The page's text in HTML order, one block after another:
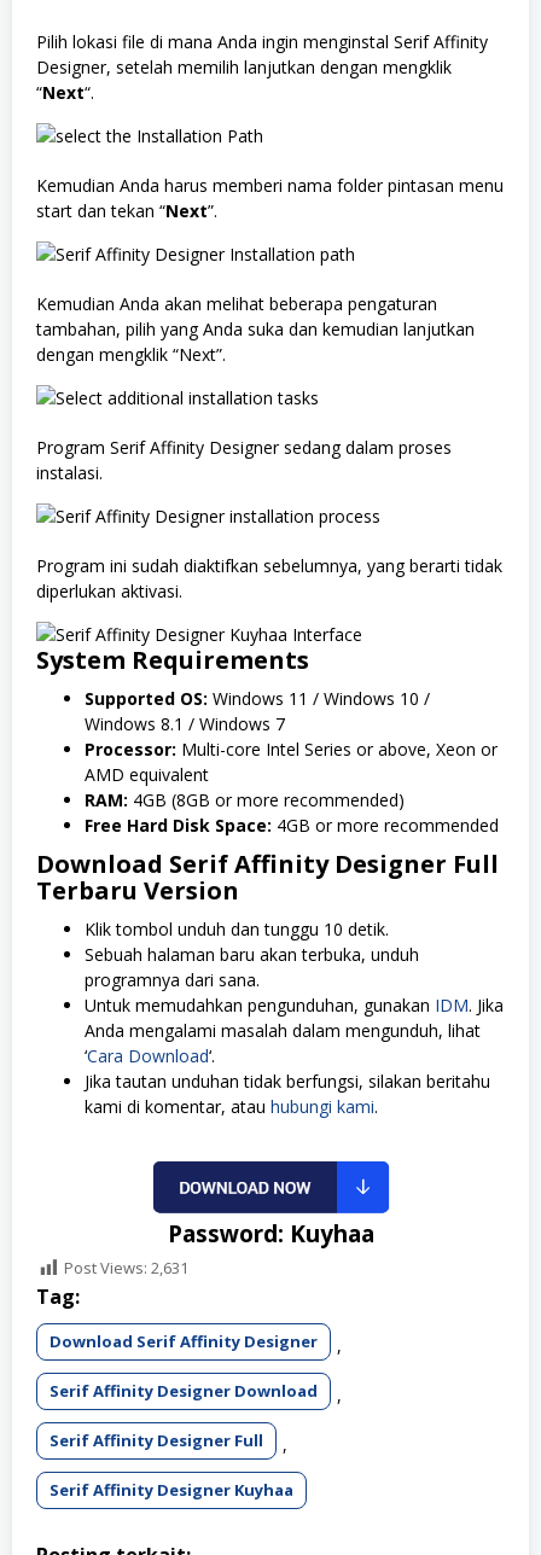
Pilih lokasi file di mana Anda ingin menginstal Serif Affinity
Designer, setelah memilih lanjutkan dengan mengklik
“Next“.
Kemudian Anda harus memberi nama folder pintasan menu
start dan tekan “Next”.
Kemudian Anda akan melihat beberapa pengaturan
tambahan, pilih yang Anda suka dan kemudian lanjutkan
dengan mengklik “Next”.
Program Serif Affinity Designer sedang dalam proses
instalasi.
Program ini sudah diaktifkan sebelumnya, yang berarti tidak
diperlukan aktivasi.
System Requirements
Supported OS: Windows 11 / Windows 10 /
Windows 8.1 / Windows 7
Processor: Multi-core Intel Series or above, Xeon or
AMD equivalent
RAM: 4GB (8GB or more recommended)
Free Hard Disk Space: 4GB or more recommended
Download Serif Affinity Designer Full
Terbaru Version
Klik tombol unduh dan tunggu 10 detik.
Sebuah halaman baru akan terbuka, unduh
programnya dari sana.
Untuk memudahkan pengunduhan, gunakan IDM. Jika
Anda mengalami masalah dalam mengunduh, lihat
‘Cara Download‘.
Jika tautan unduhan tidak berfungsi, silakan beritahu
kami di komentar, atau hubungi kami.
Password: Kuyhaa
Post Views: 2,631
Tag:
Download Serif Affinity Designer ,
Serif Affinity Designer Download ,
Serif Affinity Designer Full ,
Serif Affinity Designer Kuyhaa